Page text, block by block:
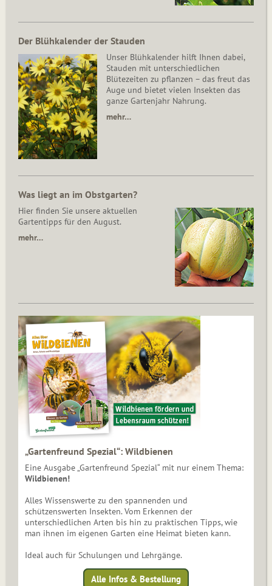
Der Blühkalender der Stauden
Unser Blühkalender hilft Ihnen dabei,
Stauden mit unterschiedlichen
Blütezeiten zu pflanzen – das freut das
Auge und bietet vielen Insekten das
ganze Gartenjahr Nahrung.
mehr…
Was liegt an im Obstgarten?
Hier finden Sie unsere aktuellen
Gartentipps für den August.
mehr…
„Gartenfreund Spezial“: Wildbienen
Eine Ausgabe „Gartenfreund Spezial“ mit nur einem Thema:
Wildbienen!
Alles Wissenswerte zu den spannenden und
schützenswerten Insekten. Vom Erkennen der
unterschiedlichen Arten bis hin zu praktischen Tipps, wie
man ihnen im eigenen Garten eine Heimat bieten kann.
Ideal auch für Schulungen und Lehrgänge.
Alle Infos & Bestellung